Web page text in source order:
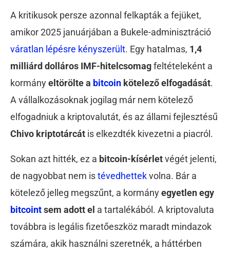
A kritikusok persze azonnal felkapták a fejüket,
amikor 2025 januárjában a Bukele-adminisztráció
váratlan lépésre kényszerült. Egy hatalmas, 1,4
milliárd dolláros IMF-hitelcsomagfeltételeként a
kormányeltörölte a bitcoin kötelező elfogadását.
A vállalkozásoknak jogilag már nem kötelező
elfogadniuk a kriptovalutát, és az állami fejlesztésű
Chivo kriptotárcát is elkezdték kivezetni a piacról.
Sokan azt hitték, ez a bitcoin-kísérletvégét jelenti,
de nagyobbat nem istévedhettekvolna. Bár a
kötelező jelleg megszűnt, a kormányegyetlen egy
bitcointsem adott el a tartalékából. A kriptovaluta
továbbra is legális fizetőeszköz maradt mindazok
számára, akik használni szeretnék, a háttérben